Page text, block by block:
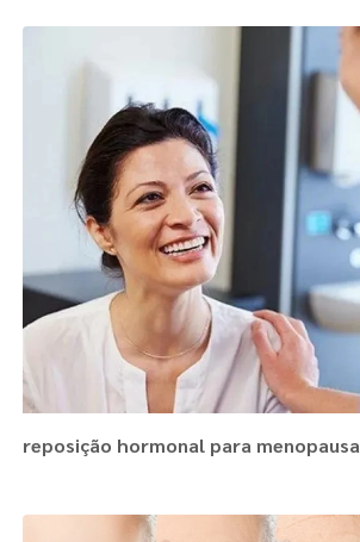
reposição hormonal para menopausa